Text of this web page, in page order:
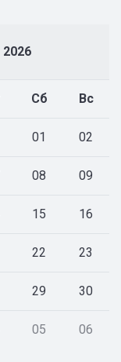
2026
Сб Вс
01 02
08 09
15 16
22 23
29 30
05 06